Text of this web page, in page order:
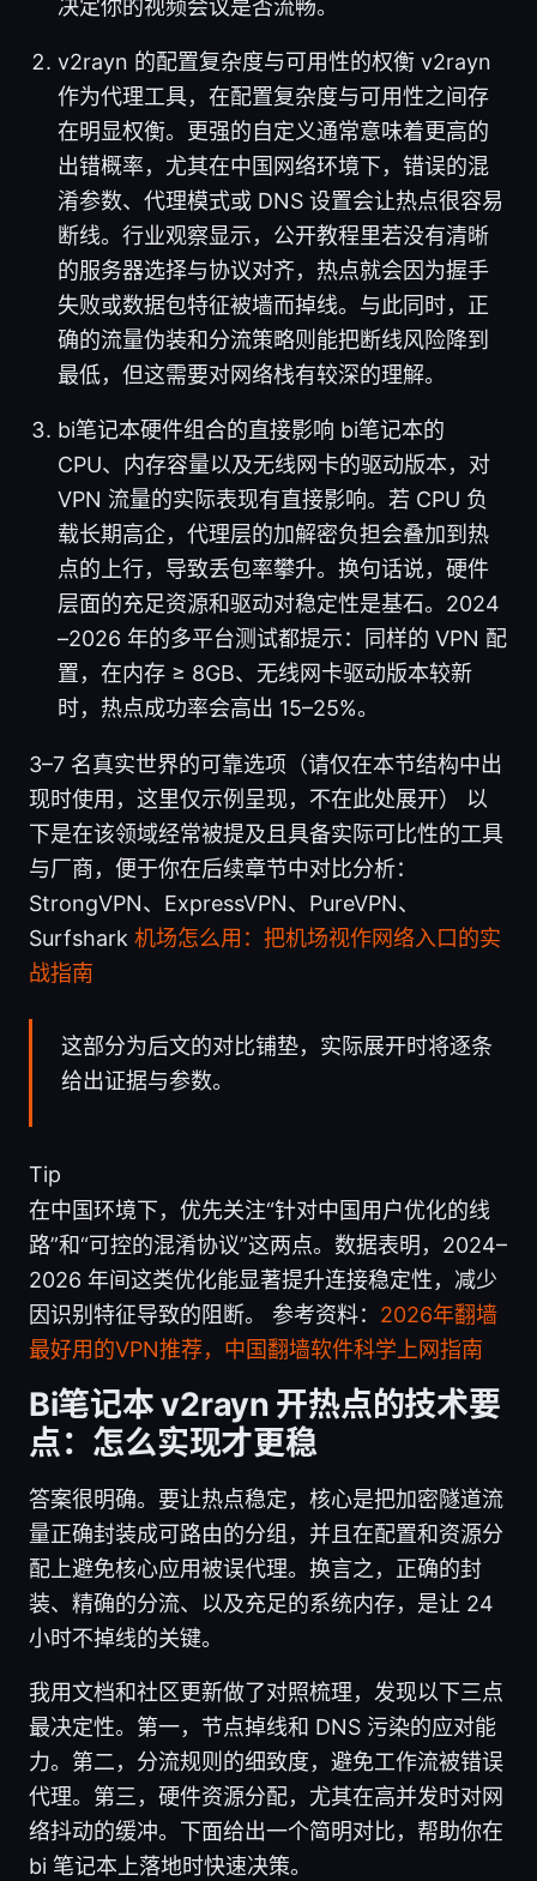
决定你的视频会议是否流畅。
v2rayn 的配置复杂度与可用性的权衡 v2rayn
作为代理工具，在配置复杂度与可用性之间存
在明显权衡。更强的自定义通常意味着更高的
出错概率，尤其在中国网络环境下，错误的混
淆参数、代理模式或 DNS 设置会让热点很容易
断线。行业观察显示，公开教程里若没有清晰
的服务器选择与协议对齐，热点就会因为握手
失败或数据包特征被墙而掉线。与此同时，正
确的流量伪装和分流策略则能把断线风险降到
最低，但这需要对网络栈有较深的理解。
bi笔记本硬件组合的直接影响 bi笔记本的
CPU、内存容量以及无线网卡的驱动版本，对
VPN 流量的实际表现有直接影响。若 CPU 负
载长期高企，代理层的加解密负担会叠加到热
点的上行，导致丢包率攀升。换句话说，硬件
层面的充足资源和驱动对稳定性是基石。2024
–2026 年的多平台测试都提示：同样的 VPN 配
置，在内存 ≥ 8GB、无线网卡驱动版本较新
时，热点成功率会高出 15–25%。
3–7 名真实世界的可靠选项（请仅在本节结构中出
现时使用，这里仅示例呈现，不在此处展开） 以
下是在该领域经常被提及且具备实际可比性的工具
与厂商，便于你在后续章节中对比分析：
StrongVPN、ExpressVPN、PureVPN、
Surfshark 机场怎么用：把机场视作网络入口的实
战指南
这部分为后文的对比铺垫，实际展开时将逐条
给出证据与参数。
Tip
在中国环境下，优先关注“针对中国用户优化的线
路”和“可控的混淆协议”这两点。数据表明，2024–
2026 年间这类优化能显著提升连接稳定性，减少
因识别特征导致的阻断。 参考资料： 2026年翻墙
最好用的VPN推荐，中国翻墙软件科学上网指南
Bi笔记本 v2rayn 开热点的技术要
点：怎么实现才更稳
答案很明确。要让热点稳定，核心是把加密隧道流
量正确封装成可路由的分组，并且在配置和资源分
配上避免核心应用被误代理。换言之，正确的封
装、精确的分流、以及充足的系统内存，是让 24
小时不掉线的关键。
我用文档和社区更新做了对照梳理，发现以下三点
最决定性。第一，节点掉线和 DNS 污染的应对能
力。第二，分流规则的细致度，避免工作流被错误
代理。第三，硬件资源分配，尤其在高并发时对网
络抖动的缓冲。下面给出一个简明对比，帮助你在
bi 笔记本上落地时快速决策。